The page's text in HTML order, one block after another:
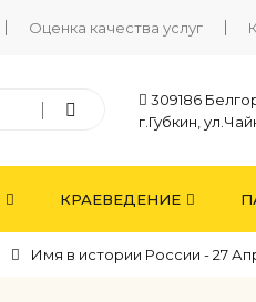
Оценка качества услуг
309186
г.Губкин,
КРАЕВЕДЕНИЕ
Имя в истории России - 27